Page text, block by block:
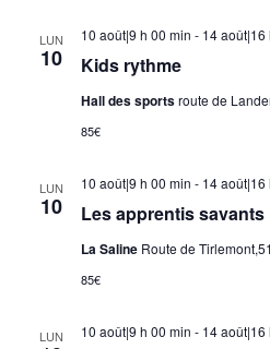
LUN
10 Kids rythme
10 août|9 h 00 min - 14 août|16
Hall des sportsroute de
85€
LUN
10 Les apprentis savants
10 août|9 h 00 min - 14 août|16
La Saline Route de
85€
LUN 10 août|9 h 00 min - 14 août|16